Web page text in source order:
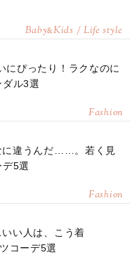
Baby&Kids / Life style
にぴったり！ラクなのに
ル3選
Fashion
に違うんだ……。若く見
デ5選
Fashion
いい人は、こう着
コーデ5選